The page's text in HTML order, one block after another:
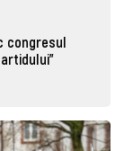
congresul